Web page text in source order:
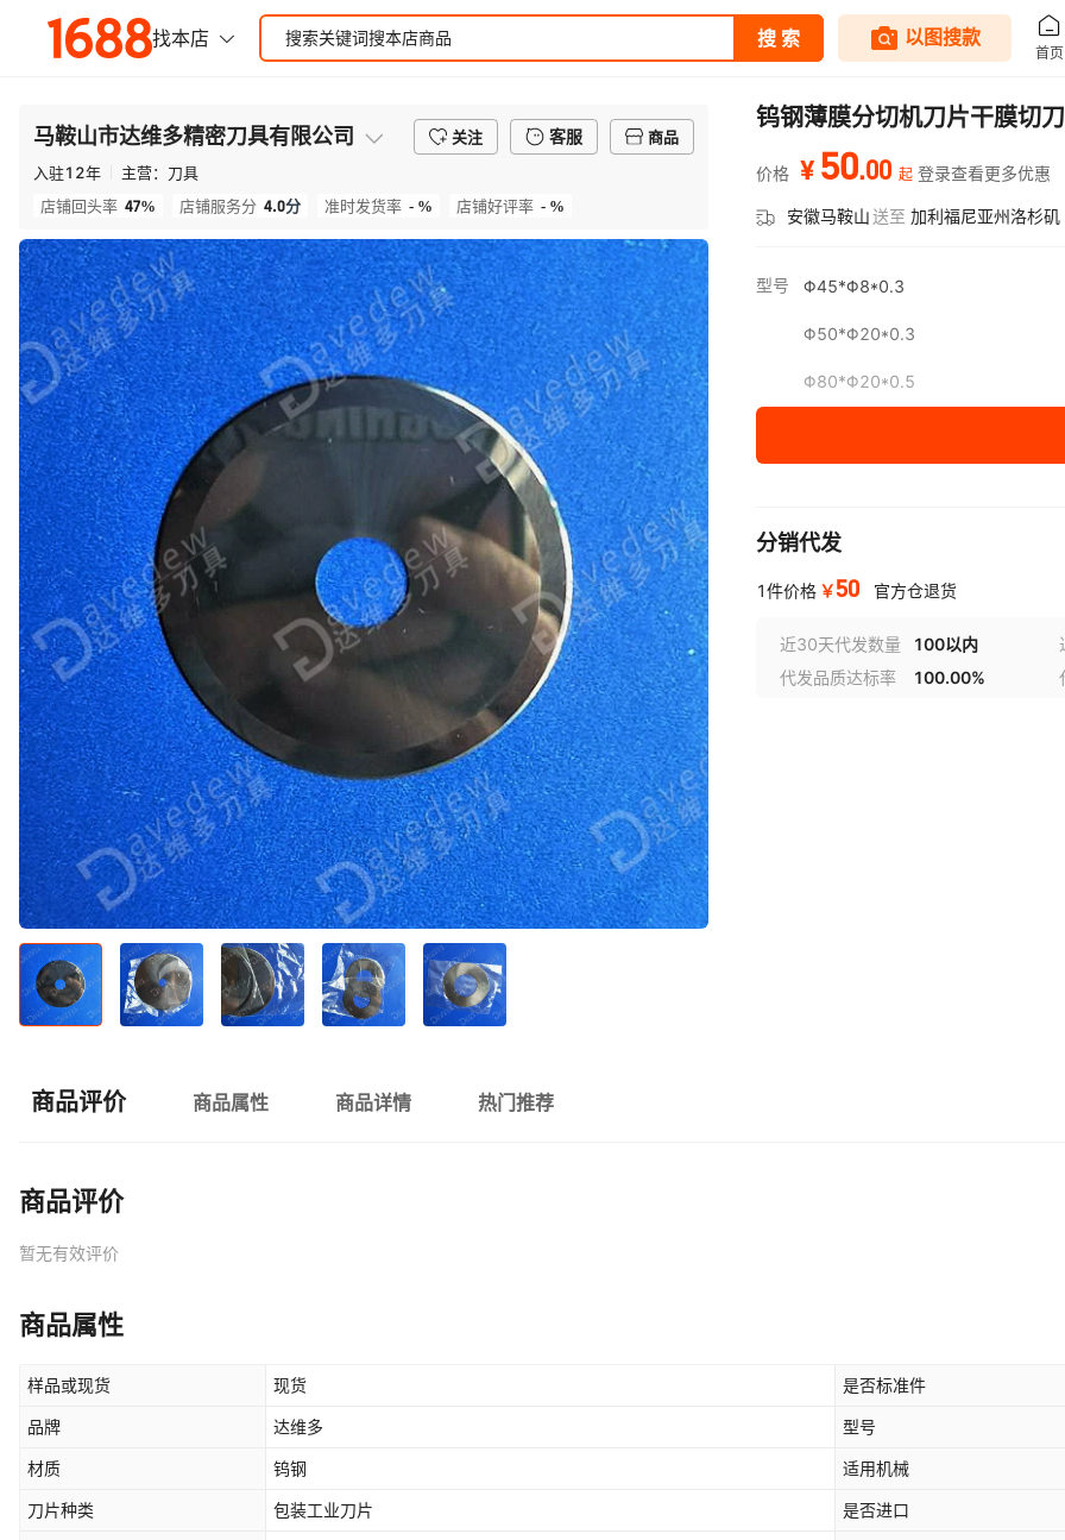
马鞍山市达维多精密刀具有限公司 关注 客服
商品
入驻12年 主营： 刀具
店铺回头率 47% 店铺服务分 4.0分 准时发货率 - % 店铺好评率 - %
钨钢薄膜分切机刀片干膜切
价格 ¥ 50.00 起 登录查看更多优惠
安徽马鞍山送至 加利福尼亚州洛杉矶
型号 Φ45*Φ8*0.3
Φ50*Φ20*0.3
Φ80*Φ20*0.5
分销代发
1件价格 ￥50 官方仓退货
近30天代发数量 100以内
代发品质达标率
100.00%
商品评价 商品属性 商品详情 热门推荐
商品评价
暂无有效评价
商品属性
样品或现货 现货 是否标准件
品牌 达维多 型号
材质 钨钢 适用机械
刀片种类 包装工业刀片 是否进口